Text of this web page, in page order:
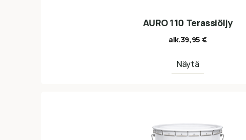
AURO 110 Terassiöljy
alk.39,95 €
Näytä